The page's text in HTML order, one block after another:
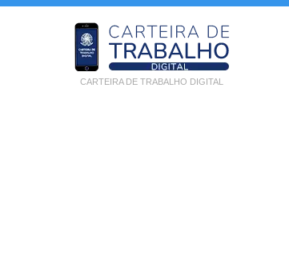
CARTEIRA DE TRABALHO DIGITAL